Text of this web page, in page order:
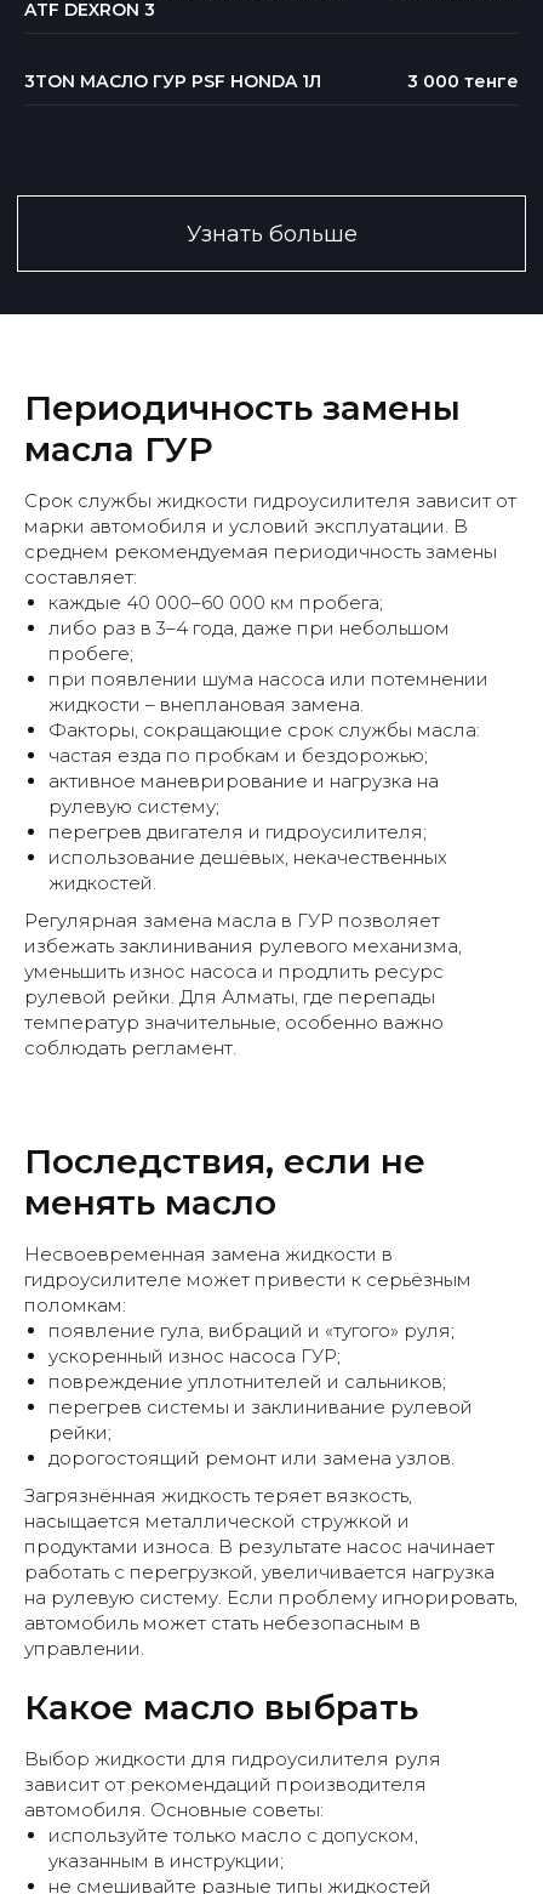
ATF DEXRON 3
3TON МАСЛО ГУР PSF HONDA 1Л 3 000 тенге
Периодичность замены
масла ГУР
Срок службы жидкости гидроусилителя зависит от
марки автомобиля и условий эксплуатации. В
среднем рекомендуемая периодичность замены
составляет:
каждые 40 000–60 000 км пробега;
либо раз в 3–4 года, даже при небольшом
пробеге;
при появлении шума насоса или потемнении
жидкости – внеплановая замена.
Факторы, сокращающие срок службы масла:
частая езда по пробкам и бездорожью;
активное маневрирование и нагрузка на
рулевую систему;
перегрев двигателя и гидроусилителя;
использование дешёвых, некачественных
жидкостей.
Регулярная замена масла в ГУР позволяет
избежать заклинивания рулевого механизма,
уменьшить износ насоса и продлить ресурс
рулевой рейки. Для Алматы, где перепады
температур значительные, особенно важно
соблюдать регламент.
Последствия, если не
менять масло
Несвоевременная замена жидкости в
гидроусилителе может привести к серьёзным
поломкам:
появление гула, вибраций и «тугого» руля;
ускоренный износ насоса ГУР;
повреждение уплотнителей и сальников;
перегрев системы и заклинивание рулевой
рейки;
дорогостоящий ремонт или замена узлов.
Загрязнённая жидкость теряет вязкость,
насыщается металлической стружкой и
продуктами износа. В результате насос начинает
работать с перегрузкой, увеличивается нагрузка
на рулевую систему. Если проблему игнорировать,
автомобиль может стать небезопасным в
управлении.
Какое масло выбрать
Выбор жидкости для гидроусилителя руля
зависит от рекомендаций производителя
автомобиля. Основные советы:
используйте только масло с допуском,
указанным в инструкции;
не смешивайте разные типы жидкостей
+7
Рассчитать
Нас выбирают, потому что
До замены масла и после